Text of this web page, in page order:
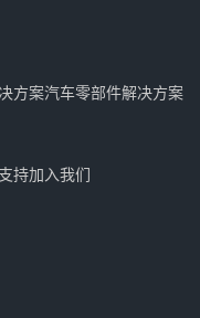
方案汽车零部件解决方案
持加入我们